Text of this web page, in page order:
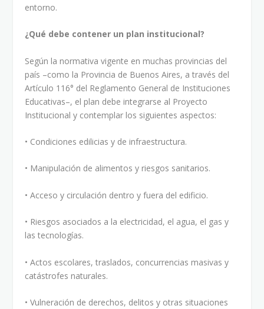
entorno.
¿Qué debe contener un plan institucional?
Según la normativa vigente en muchas provincias del
país –como la Provincia de Buenos Aires, a través del
Artículo 116° del Reglamento General de Instituciones
Educativas–, el plan debe integrarse al Proyecto
Institucional y contemplar los siguientes aspectos:
• Condiciones edilicias y de infraestructura.
• Manipulación de alimentos y riesgos sanitarios.
• Acceso y circulación dentro y fuera del edificio.
• Riesgos asociados a la electricidad, el agua, el gas y
las tecnologías.
• Actos escolares, traslados, concurrencias masivas y
catástrofes naturales.
• Vulneración de derechos, delitos y otras situaciones